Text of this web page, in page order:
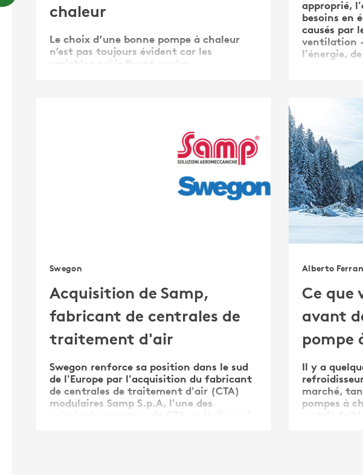
chaleur
Le choix d’une bonne pompe à chaleur
n’est pas toujours évident car les
variables qui influent sur les
approprié,
besoins en
causés par
ventilation
l'énergie,
Swegon
Acquisition de Samp,
fabricant de centrales de
traitement d'air
Swegon renforce sa position dans le sud
de l'Europe par l'acquisition du fabricant
de centrales de traitement d'air (CTA)
modulaires Samp S.p.A, l'une des
Alberto
Ce que
avant
pompe
Il y a
marché,
pompes à